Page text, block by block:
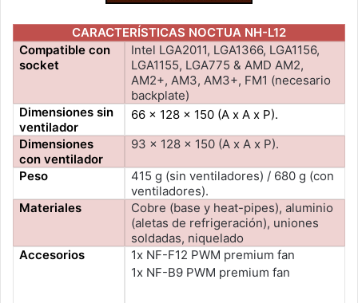
CARACTERÍSTICAS NOCTUA NH-L12
Compatible con
socket
Intel LGA2011, LGA1366, LGA1156,
LGA1155, LGA775 & AMD AM2,
AM2+, AM3, AM3+, FM1 (necesario
backplate)
Dimensiones sin
ventilador
66 x 128 x 150 (A x A x P).
Dimensiones
con ventilador
93 x 128 x 150 (A x A x P).
Peso
415 g (sin ventiladores) / 680 g (con
ventiladores).
Materiales
Cobre (base y heat-pipes), aluminio
(aletas de refrigeración), uniones
soldadas, niquelado
Accesorios
1x NF-F12 PWM premium fan
1x NF-B9 PWM premium fan